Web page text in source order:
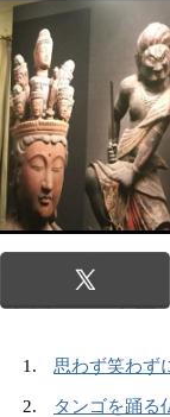
思わず笑わず
タンゴを踊る